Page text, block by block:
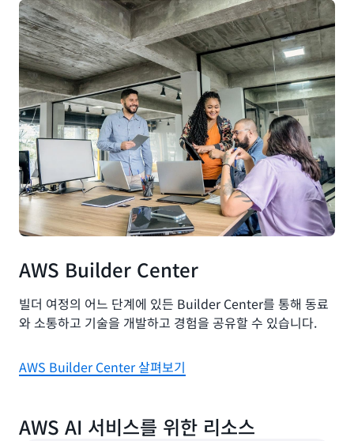
AWS Builder Center
빌더 여정의 어느 단계에 있든 Builder Center를 통해 동료
와 소통하고 기술을 개발하고 경험을 공유할 수 있습니다.
AWS Builder Center 살펴보기
AWS AI 서비스를 위한 리소스